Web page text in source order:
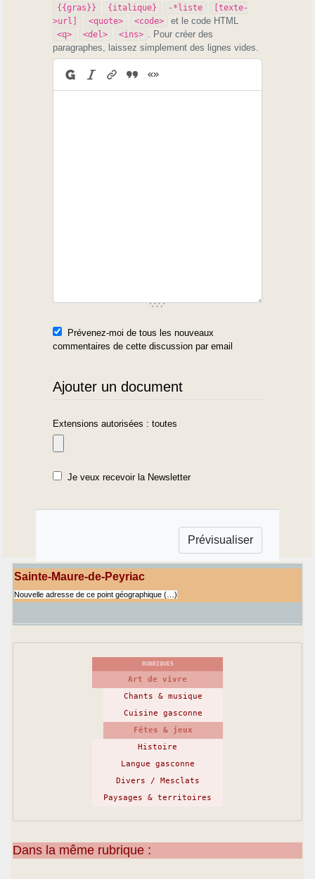
{{gras}} {italique} -*liste
[texte-
>url]
<quote> <code> et le code HTML
<q> <del> <ins>
. Pour créer des
paragraphes, laissez simplement des lignes vides.
Prévenez-moi de tous les nouveaux
commentaires de cette discussion par email
Ajouter un document
Extensions autorisées : toutes
Je veux recevoir la Newsletter
Sainte-Maure-de-Peyriac
Nouvelle adresse de ce point géographique (…)
RUBRIQUES
Art de vivre
Chants & musique
Cuisine gasconne
Fêtes & jeux
Histoire
Langue gasconne
Divers / Mesclats
Paysages & territoires
Dans la même rubrique :